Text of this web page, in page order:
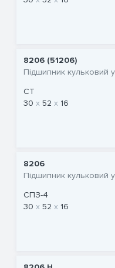
8206 (51206)
Підшипник кульковий
CT
30
52 16
8206
Підшипник кульковий
СПЗ-4
30
52 16